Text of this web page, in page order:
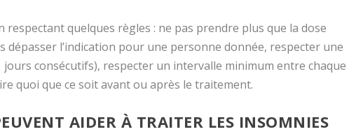
quelques règles : ne pas prendre plus que la dose
dépasser l’indication pour une personne donnée, respecter une
consécutifs), respecter un intervalle minimum entre chaque
quoi que ce soit avant ou après le traitement.
AIDER À TRAITER LES INSOMNIES